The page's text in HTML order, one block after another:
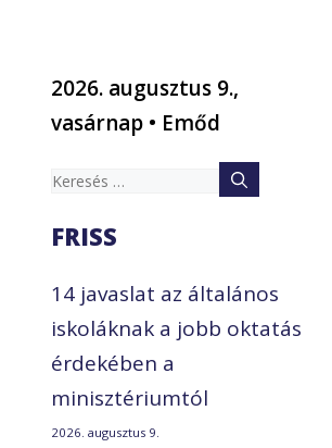
2026. augusztus 9.,
vasárnap • Emőd
Keresés:
FRISS
14 javaslat az általános
iskoláknak a jobb oktatás
érdekében a
minisztériumtól
2026. augusztus 9.